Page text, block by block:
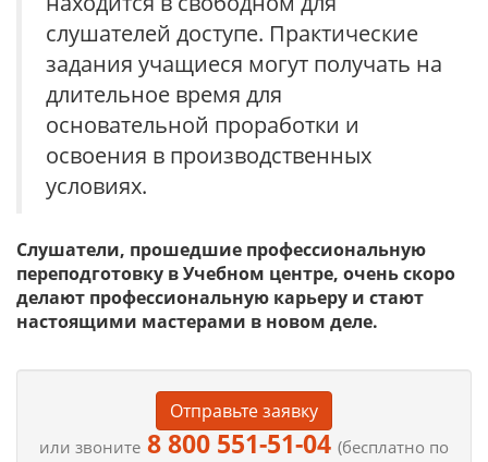
слушателей доступе. Практические
задания учащиеся могут получать на
длительное время для
основательной проработки и
освоения в производственных
условиях.
Слушатели, прошедшие профессиональную
переподготовку в Учебном центре, очень скоро
делают профессиональную карьеру и стают
настоящими мастерами в новом деле.
Отправьте заявку
или звоните 8 800 551-51-04 (бесплатно по